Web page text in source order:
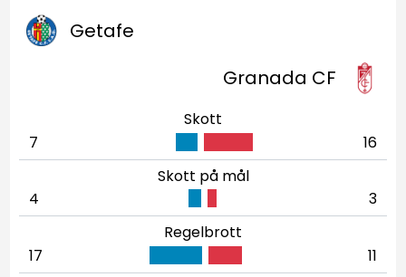
Getafe
Granada CF
Skott
7
16
Skott på mål
4
3
Regelbrott
17
11